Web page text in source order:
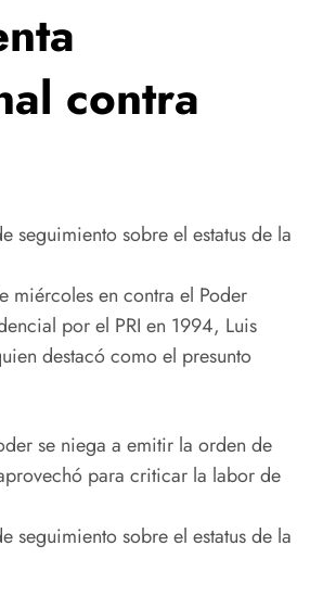
contra
seguimiento sobre el estatus de la
miércoles en contra el Poder
por el PRI en 1994, Luis
destacó como el presunto
se niega a emitir la orden de
para criticar la labor de
seguimiento sobre el estatus de la